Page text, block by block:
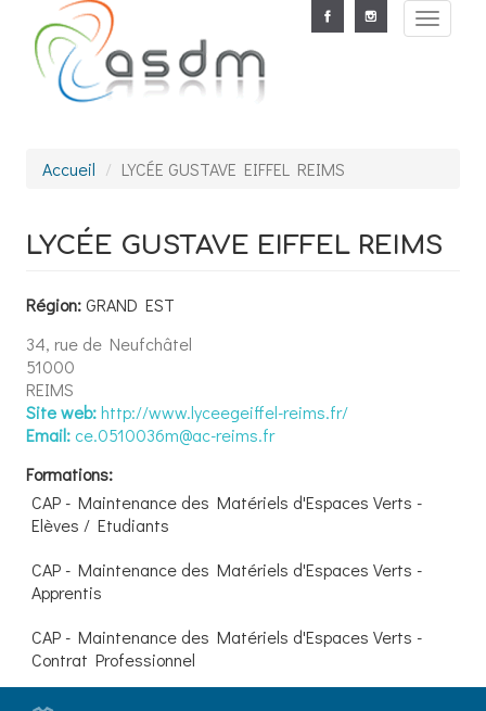
Aller au contenu principal
Toggle
Accueil LYCÉE GUSTAVE EIFFEL REIMS
LYCÉE GUSTAVE EIFFEL REIMS
Région:GRAND EST
34, rue de Neufchâtel
51000
REIMS
Site web:http://www.lyceegeiffel-reims.fr/
Email: ce.0510036m@ac-reims.fr
Formations:
CAP - Maintenance des Matériels d'Espaces Verts -
Elèves / Etudiants
CAP - Maintenance des Matériels d'Espaces Verts -
Apprentis
CAP - Maintenance des Matériels d'Espaces Verts -
Contrat Professionnel